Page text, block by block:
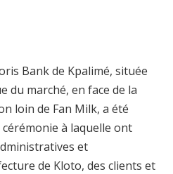
Bank de Kpalimé, située
du marché, en face de la
loin de Fan Milk, a été
à laquelle ont
et
de Kloto, des clients et